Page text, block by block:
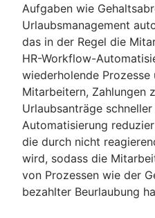
Aufgaben wie
Urlaubsmanagement
das in der Regel die
HR-Workflow-
wiederholende
Mitarbeitern, Zahlungen
Urlaubsanträge
Automatisierung
die durch nicht
wird, sodass die
von Prozessen wie der
bezahlter Beurlaubung